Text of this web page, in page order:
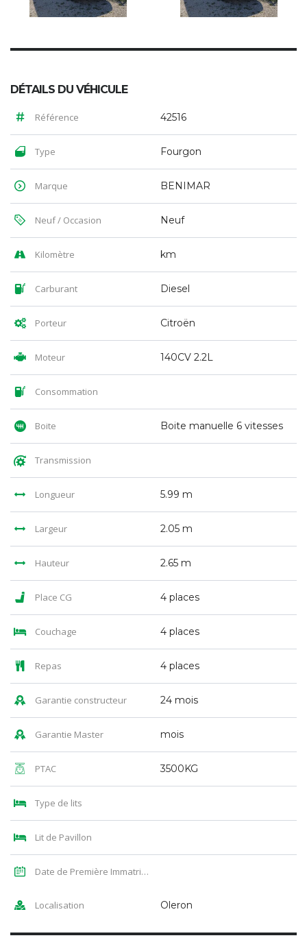
DÉTAILS DU VÉHICULE
Référence 42516
Type Fourgon
Marque BENIMAR
Neuf / Occasion Neuf
Kilomètre km
Carburant Diesel
Porteur Citroën
Moteur 140CV 2.2L
Consommation
Boite Boite manuelle 6 vitesses
Transmission
Longueur 5.99 m
Largeur 2.05 m
Hauteur 2.65 m
Place CG 4 places
Couchage 4 places
Repas 4 places
Garantie constructeur 24 mois
Garantie Master mois
PTAC 3500KG
Type de lits
Lit de Pavillon
Date de Première Immatriculation
Localisation Oleron